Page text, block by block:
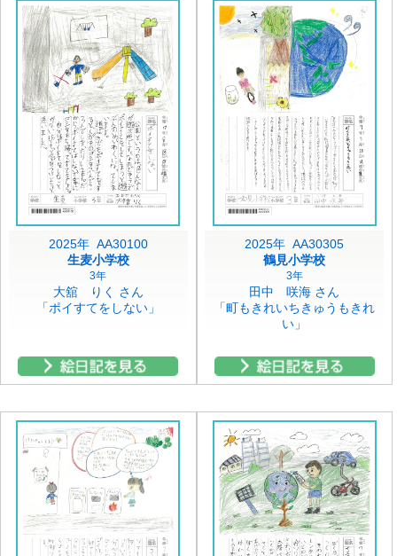
2025年 AA30100
生麦小学校
3年
大舘 りく さん
「ポイすてをしない」
2025年 AA30305
鶴見小学校
3年
田中 咲海 さん
「町もきれいちきゅうもきれ
い」